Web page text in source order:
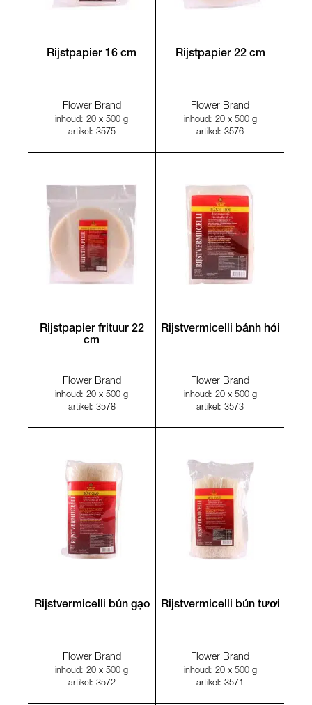
Rijstpapier 16 cm
Flower Brand
inhoud: 20 x 500 g
artikel: 3575
Rijstpapier 22 cm
Flower Brand
inhoud: 20 x 500 g
artikel: 3576
Rijstpapier frituur 22
cm
Flower Brand
inhoud: 20 x 500 g
artikel: 3578
Rijstvermicelli bánh hỏi
Flower Brand
inhoud: 20 x 500 g
artikel: 3573
Rijstvermicelli bún gạo
Flower Brand
inhoud: 20 x 500 g
artikel: 3572
Rijstvermicelli bún tươi
Flower Brand
inhoud: 20 x 500 g
artikel: 3571